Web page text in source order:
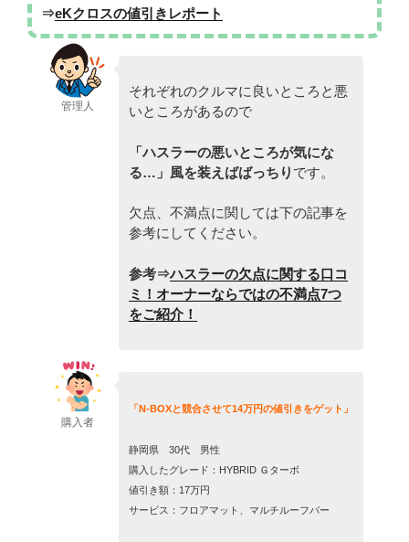
⇒eKクロスの値引きレポート
管理人
それぞれのクルマに良いところと悪
いところがあるので
「ハスラーの悪いところが気にな
る…」風を装えばばっちり です。
欠点、不満点に関しては下の記事を
参考にしてください。
参考⇒ハスラーの欠点に関する口コ
ミ！オーナーならではの不満点7つ
をご紹介！
購入者
「N-BOXと競合させて14万円の値引きをゲット」
静岡県 30代 男性
購入したグレード：HYBRID Ｇターボ
値引き額：17万円
サービス：フロアマット、マルチルーフバー